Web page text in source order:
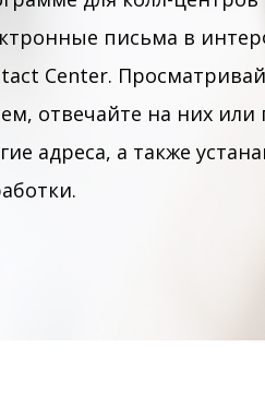
письма в
Center.
отвечайте на них или
адреса, а также